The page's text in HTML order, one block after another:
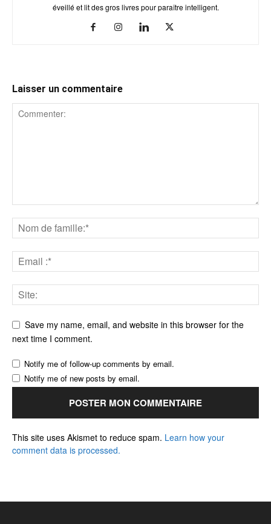
éveillé et lit des gros livres pour paraître intelligent.
Laisser un commentaire
Save my name, email, and website in this browser for the
next time I comment.
Notify me of follow-up comments by email.
Notify me of new posts by email.
This site uses Akismet to reduce spam. Learn how your
comment data is processed.